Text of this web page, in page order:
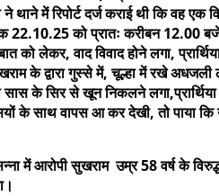
थाने में रिपोर्ट दर्ज कराई थी कि वह
22.10.25 को प्रातः करीबन 12.00
को लेकर, वाद विवाद होने लगा,
के द्वारा गुस्से में, चूल्हा में रखे
सास के सिर से खून निकलने
के साथ वापस आ कर देखी, तो पाया
सन्ना में आरोपी सुखराम उम्र 58 वर्ष के